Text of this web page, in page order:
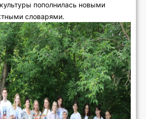
пополнилась новыми
словарями.